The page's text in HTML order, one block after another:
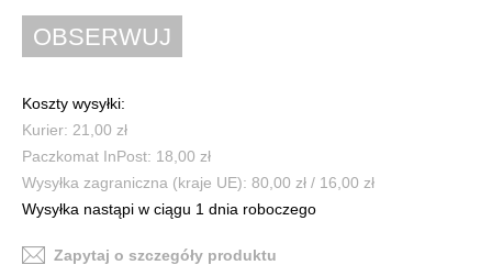
Koszty wysyłki:
Kurier: 21,00 zł
Paczkomat InPost: 18,00 zł
Wysyłka zagraniczna (kraje UE): 80,00 zł / 16,00 zł
Wysyłka nastąpi w ciągu 1 dnia roboczego
Zapytaj o szczegóły produktu